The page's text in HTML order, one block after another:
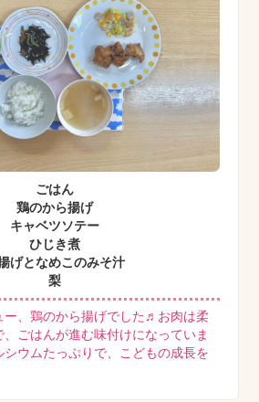
ごはん
鶏のから揚げ
キャベツソテー
ひじき煮
げとなめこのみそ汁
梨
ー、鶏のから揚げでした♬お肉は柔
、ごはんが進む味付けになっていま
ウムたっぷりで、こどもの成長を